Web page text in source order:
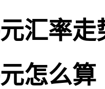
汇率走
怎么算